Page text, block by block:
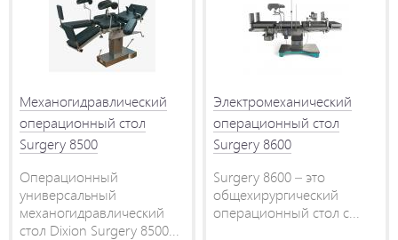
Механогидравлический
операционный стол
Surgery 8500
Операционный
универсальный
механогидравлический
стол Dixion Surgery 8500...
Электромеханический
операционный стол
Surgery 8600
Surgery 8600 – это
общехирургический
операционный стол с...